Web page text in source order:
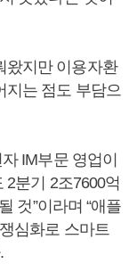
왔지만 이용자환
지는 점도 부담으
IM부문 영업이
2분기 2조7600억
것”이라며 “애플
심화로 스마트